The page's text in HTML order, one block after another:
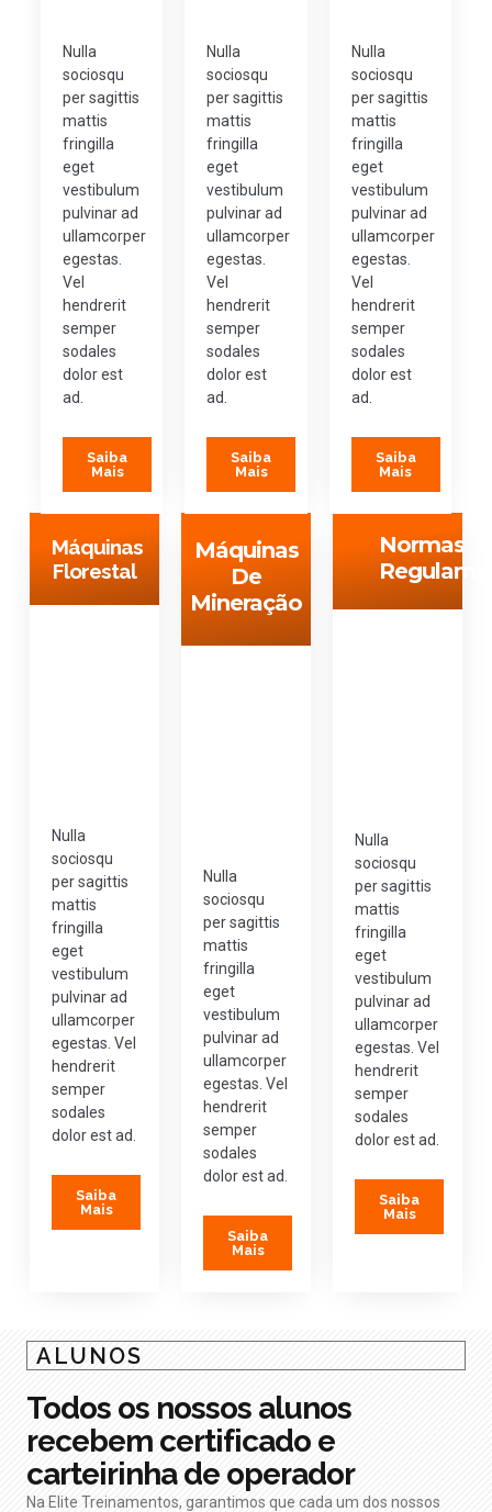
Nulla
sociosqu
per sagittis
mattis
fringilla
eget
vestibulum
pulvinar ad
ullamcorper
egestas.
Vel
hendrerit
semper
sodales
dolor est
ad.
Saiba
Mais
Nulla
sociosqu
per sagittis
mattis
fringilla
eget
vestibulum
pulvinar ad
ullamcorper
egestas.
Vel
hendrerit
semper
sodales
dolor est
ad.
Saiba
Mais
Nulla
sociosqu
per sagittis
mattis
fringilla
eget
vestibulum
pulvinar ad
ullamcorper
egestas.
Vel
hendrerit
semper
sodales
dolor est
ad.
Saiba
Mais
Máquinas
Florestal
Nulla
sociosqu
per sagittis
mattis
fringilla
eget
vestibulum
pulvinar ad
ullamcorper
egestas. Vel
hendrerit
semper
sodales
dolor est ad.
Saiba
Mais
Máquinas
De
Mineração
Nulla
sociosqu
per sagittis
mattis
fringilla
eget
vestibulum
pulvinar ad
ullamcorper
egestas. Vel
hendrerit
semper
sodales
dolor est ad.
Saiba
Mais
Normas
Nulla
sociosqu
per sagittis
mattis
fringilla
eget
vestibulum
pulvinar ad
ullamcorper
egestas. Vel
hendrerit
semper
sodales
dolor est ad.
Saiba
Mais
ALUNOS
Todos os nossos alunos
recebem certificado e
carteirinha de operador
Na Elite Treinamentos, garantimos que cada um dos nossos